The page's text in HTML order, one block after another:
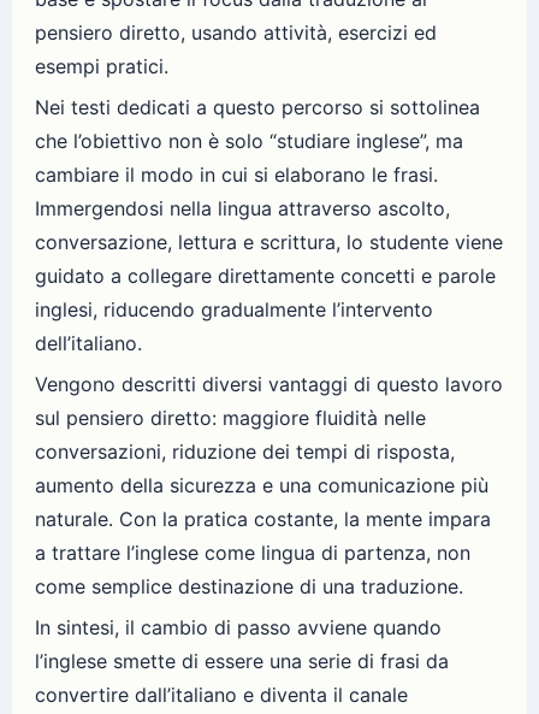
pensiero diretto, usando attività, esercizi ed
esempi pratici.
Nei testi dedicati a questo percorso si sottolinea
che l’obiettivo non è solo “studiare inglese”, ma
cambiare il modo in cui si elaborano le frasi.
Immergendosi nella lingua attraverso ascolto,
conversazione, lettura e scrittura, lo studente viene
guidato a collegare direttamente concetti e parole
inglesi, riducendo gradualmente l’intervento
dell’italiano.
Vengono descritti diversi vantaggi di questo lavoro
sul pensiero diretto: maggiore fluidità nelle
conversazioni, riduzione dei tempi di risposta,
aumento della sicurezza e una comunicazione più
naturale. Con la pratica costante, la mente impara
a trattare l’inglese come lingua di partenza, non
come semplice destinazione di una traduzione.
In sintesi, il cambio di passo avviene quando
l’inglese smette di essere una serie di frasi da
convertire dall’italiano e diventa il canale